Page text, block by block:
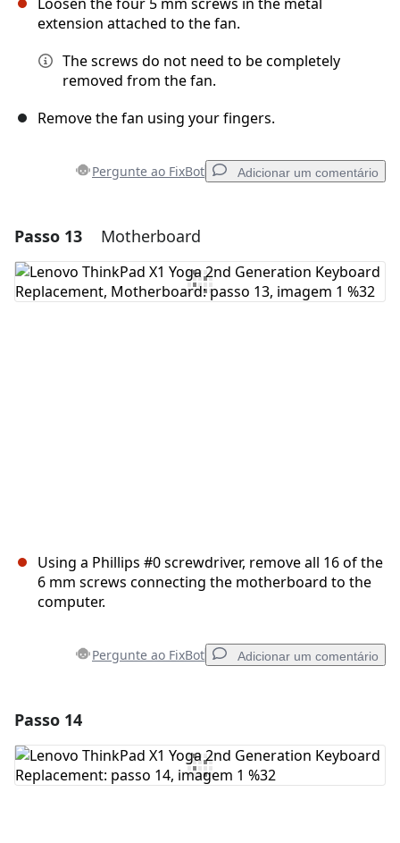
extension attached to the fan.
The screws do not need to be completely
removed from the fan.
Remove the fan using your fingers.
Pergunte ao FixBot Adicionar um comentário
Adicionar um comentário
Comentar
Passo 13 Motherboard
Using a Phillips #0 screwdriver, remove all 16 of the
6 mm screws connecting the motherboard to the
computer.
Pergunte ao FixBot Adicionar um comentário
Comentar
Passo 14